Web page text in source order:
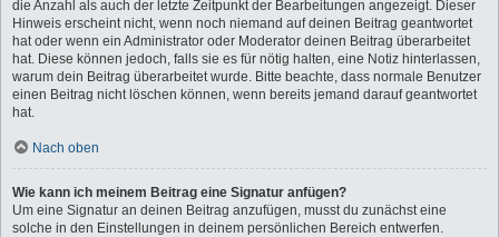
die Anzahl als auch der letzte Zeitpunkt der Bearbeitungen angezeigt. Dieser
Hinweis erscheint nicht, wenn noch niemand auf deinen Beitrag geantwortet
hat oder wenn ein Administrator oder Moderator deinen Beitrag überarbeitet
hat. Diese können jedoch, falls sie es für nötig halten, eine Notiz hinterlassen,
warum dein Beitrag überarbeitet wurde. Bitte beachte, dass normale Benutzer
einen Beitrag nicht löschen können, wenn bereits jemand darauf geantwortet
hat.
Nach oben
Wie kann ich meinem Beitrag eine Signatur anfügen?
Um eine Signatur an deinen Beitrag anzufügen, musst du zunächst eine
solche in den Einstellungen in deinem persönlichen Bereich entwerfen.